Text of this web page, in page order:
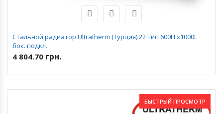
Стальной радиатор Ultratherm (Турция) 22 Тип 600H x1000L
бок. подкл.
4 804.70 грн.
БЫСТРЫЙ ПРОСМОТР